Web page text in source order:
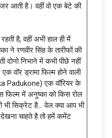
आती है। वहीं वो एक बेटे की
है, वहीं अभी हाल ही में
ने रणवीर सिंह के तारीफों की
दोनो निभाने में कभी पीछे नहीं
वॉर ड्रामा फिल्म होने वाली
Padukone) एक वॉरियर के
फिल्म में अनुष्का को किस रोल
भी सिक्रेट है… वेल क्या आप भी
चाहते है तो हमें कमेंट